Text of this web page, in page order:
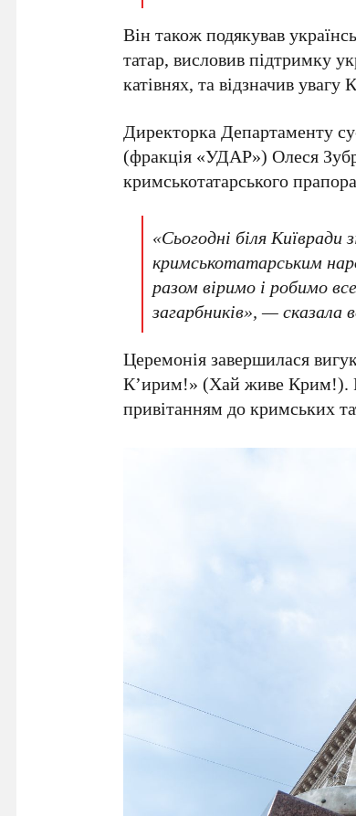
Він також подякував
татар, висловив підтримку
катівнях, та відзначив
Директорка Департаменту
(фракція «УДАР»)Олеся
кримськотатарського прапора
«Сьогодні біля
кримськотатарським
разом віримо і робимо
загарбників», — сказала
Церемонія завершилася
Кʼирим!» (Хай живе Крим!).
привітанням до кримських